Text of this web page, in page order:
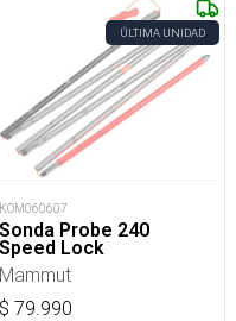
ÚLTIMA UNIDAD
KOM060607
Sonda Probe 240
Speed Lock
Mammut
$ 79.990